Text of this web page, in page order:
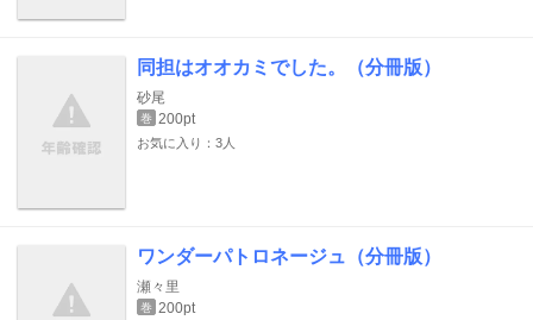
同担はオオカミでした。（分冊版）
砂尾
巻 200pt
お気に入り：3人
ワンダーパトロネージュ（分冊版）
瀬々里
巻 200pt